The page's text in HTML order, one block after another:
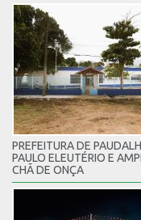
PREFEITURA DE
PAULO ELEUTÉRIO E
CHÃ DE ONÇA